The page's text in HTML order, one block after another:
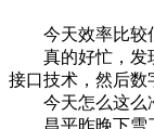
今天效率比较低
真的好忙，发现
接口技术，然后数
今天怎么这么冷
昌平昨晚下雪了